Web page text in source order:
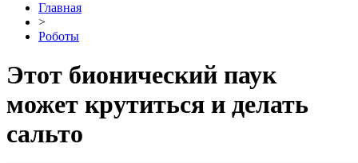
Главная
>
Роботы
Этот бионический паук
может крутиться и делать
сальто